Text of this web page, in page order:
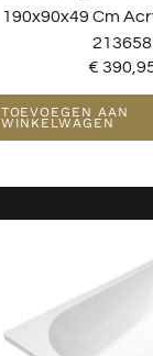
190x90x49 Cm
213658
€
TOEVOEGEN AAN
WINKELWAGEN